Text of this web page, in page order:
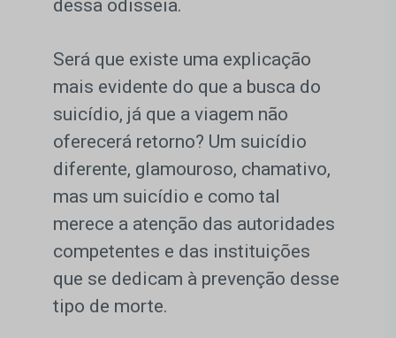
dessa odisseia.
Será que existe uma explicação
mais evidente do que a busca do
suicídio, já que a viagem não
oferecerá retorno? Um suicídio
diferente, glamouroso, chamativo,
mas um suicídio e como tal
merece a atenção das autoridades
competentes e das instituições
que se dedicam à prevenção desse
tipo de morte.